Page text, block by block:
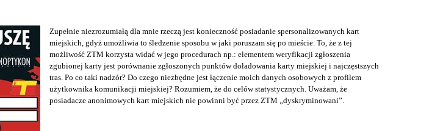
Zupełnie niezrozumiałą dla mnie rzeczą jest konieczność posiadanie spersonalizowanych kart
miejskich, gdyż umożliwia to śledzenie sposobu w jaki poruszam się po mieście. To, że z tej
możliwość ZTM korzysta widać w jego procedurach np.: elementem weryfikacji zgłoszenia
zgubionej karty jest porównanie zgłoszonych punktów doładowania karty miejskiej i najczęstszych
tras. Po co taki nadzór? Do czego niezbędne jest łączenie moich danych osobowych z profilem
użytkownika komunikacji miejskiej? Rozumiem, że do celów statystycznych. Uważam, że
posiadacze anonimowych kart miejskich nie powinni być przez ZTM „dyskryminowani”.